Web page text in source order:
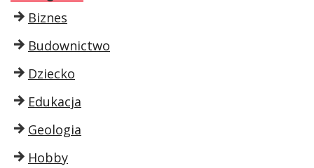
Biznes
Budownictwo
Dziecko
Edukacja
Geologia
Hobby